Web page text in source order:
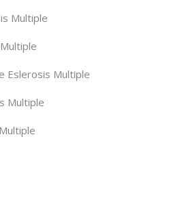
Multiple
Eslerosis Multiple
Multiple